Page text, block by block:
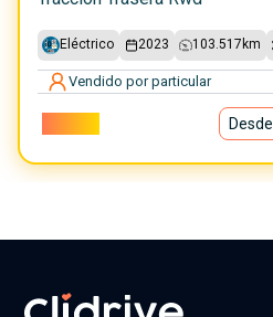
Eléctrico 2023 103.517 km
Vendido por particular
Desde